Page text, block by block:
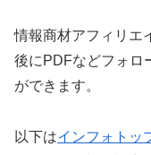
情報商材アフィリエ
後にPDFなどフォロ
ができます。
以下はインフォトッ